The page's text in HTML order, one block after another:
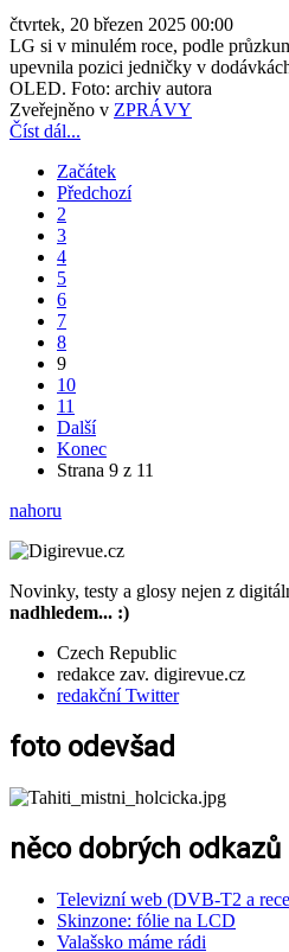
čtvrtek, 20 březen 2025 00:00
LG si v minulém roce, podle
upevnila pozici jedničky v
OLED. Foto: archiv autora
Zveřejněno v ZPRÁVY
Číst dál...
Začátek
Předchozí
2
3
4
5
6
7
8
9
10
11
Další
Konec
Strana 9 z 11
nahoru
Novinky, testy a glosy nejen z
nadhledem... :)
Czech Republic
redakce zav. digirevue.cz
redakční Twitter
foto odevšad
něco dobrých odkazů
Televizní web (DVB-T2 a
Skinzone: fólie na LCD
Valašsko máme rádi